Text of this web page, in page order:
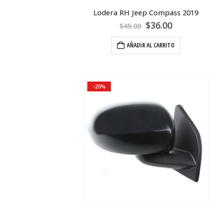
Lodera RH Jeep Compass 2019
$45.00 $36.00
AÑADIR AL CARRITO
-20%